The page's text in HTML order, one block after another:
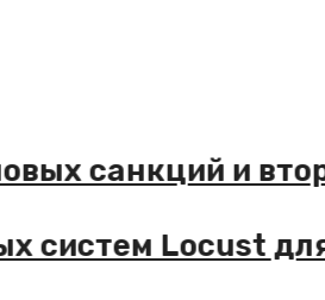
санкций и
систем Locust